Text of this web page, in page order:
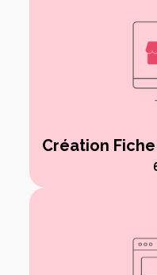
Création